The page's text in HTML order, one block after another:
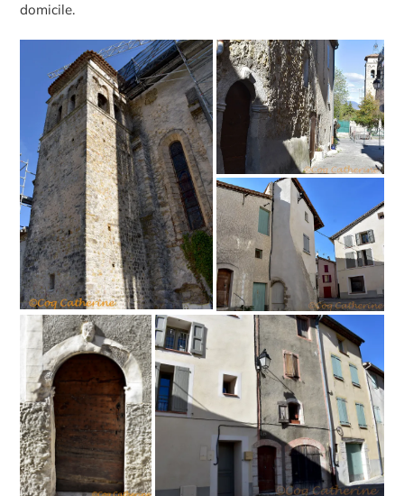
domicile.